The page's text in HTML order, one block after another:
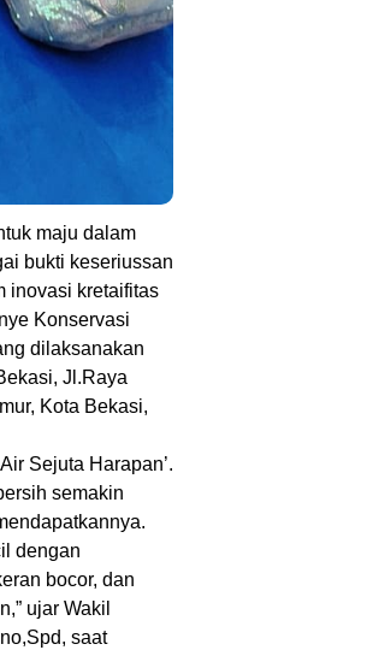
maju dalam
bukti keseriussan
inovasi kretaifitas
Konservasi
dilaksanakan
Jl.Raya
Kota Bekasi,
Sejuta Harapan’.
semakin
dengan
bocor, dan
ujar Wakil
saat